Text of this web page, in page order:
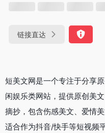
链接直达
短美文网是一个专注于分享
闲娱乐类网站，提供原创美
摘抄，包含伤感美文、爱情
适合作为抖音/快手等短视频